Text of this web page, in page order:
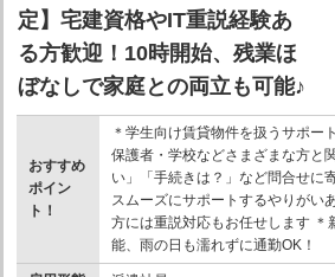
定】宅建資格やIT重説経験あ
る方歓迎！10時開始、残業ほ
ぼなしで家庭との両立も可能♪
おすすめ
ポイン
ト！
＊学生向け賃貸物件を扱うサポー
保護者・学校などさまざまな方と
い」「手続きは？」など問合せに
スムーズにサポートするやりがい
方には重説対応もお任せします ＊
能、雨の日も濡れずに通勤OK！